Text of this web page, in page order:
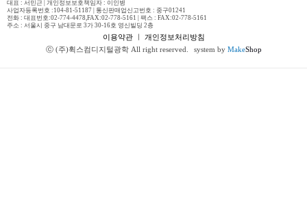
대표 : 서민근 | 개인정보보호책임자 : 이인병
사업자등록번호 :104-81-51187 | 통신판매업신고번호 : 중구01241
전화 : 대표번호:02-774-4478,FAX:02-778-5161 | 팩스 : FAX:02-778-5161
주소 : 서울시 중구 남대문로 3가 30-16호 영신빌딩 2층
이용약관ㅣ 개인정보처리방침
ⓒ (주)휙스컴디지털광학 All right reserved.
system by MakeShop